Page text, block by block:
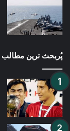
پُربحث ترین مطالب